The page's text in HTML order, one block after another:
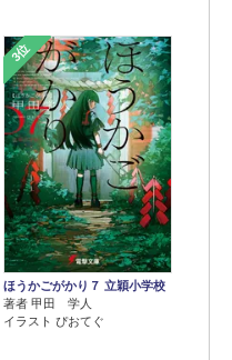
3位
ほうかごがかり７ 立穎小学校
著者 甲田 学人
イラスト ぴおてぐ